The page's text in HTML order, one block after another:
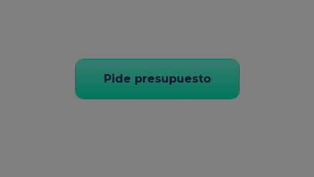
Pide presupuesto